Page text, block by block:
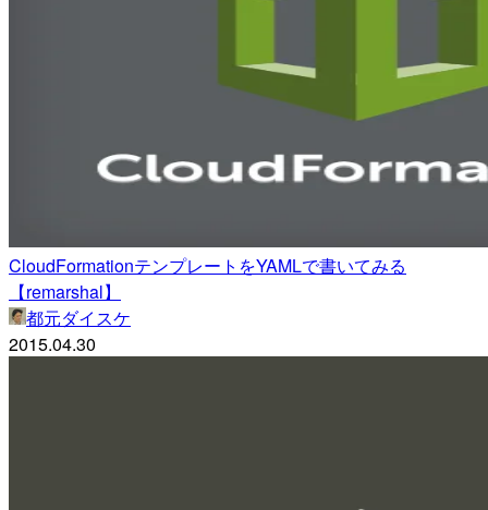
CloudFormationテンプレートをYAMLで書いてみる
【remarshal】
都元ダイスケ
2015.04.30